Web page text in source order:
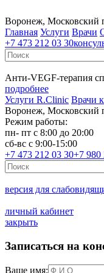
Воронеж, Московский
Главная Услуги Врачи
+7 473 212 03 30
Анти‑VEGF‑терапия
подробнее
Услуги R.Clinic Врачи
Воронеж, Московский
Режим работы:
пн- пт с 8:00 до 20:00
сб-вс с 9:00-15:00
+7 473 212 03 30+7 980
версия для
личный кабинет
закрыть
Записаться на
Ваше имя: